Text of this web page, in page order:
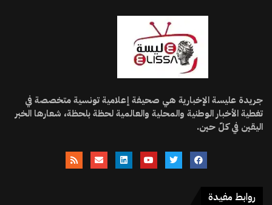
جريدة عليسة الإخبارية هي صحيفة إعلامية تونسية متخصصة في
تغطية الأخبار الوطنية والمحلية والعالمية لحظة بلحظة، شعارها الخبر
اليقين في كلّ حين.
روابط مفيدة